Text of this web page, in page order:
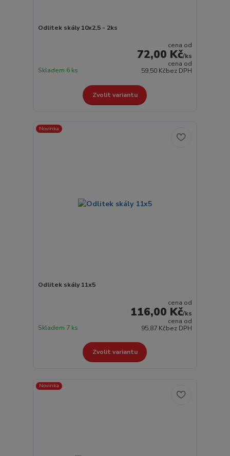
Odlitek skály 10x2,5 - 2ks
cena od
72,00 Kč/ks
cena od
59,50 Kčbez DPH
Skladem 6 ks
Zvolit variantu
Novinka
Odlitek skály 11x5
cena od
116,00 Kč/ks
cena od
95,87 Kčbez DPH
Skladem 7 ks
Zvolit variantu
Novinka